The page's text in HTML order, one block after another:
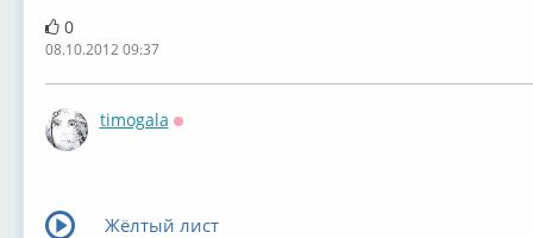
0
08.10.2012 09:37
timogala
Жёлтый лист